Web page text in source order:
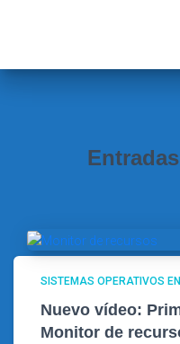
:
SISTEMAS OPERATIVOS
Nuevo vídeo:
Monitor de